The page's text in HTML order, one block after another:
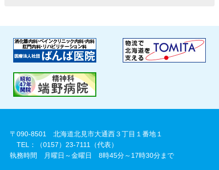
〒090-8501 北海道北見市大通西３丁目１番地１
TEL：（0157）23-7111（代表）
執務時間 月曜日～金曜日 8時45分～17時30分まで